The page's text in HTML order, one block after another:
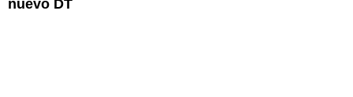
nuevo DT